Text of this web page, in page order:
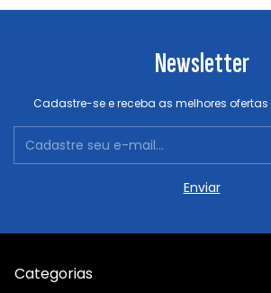
Newsletter
Cadastre-se e receba as melhores
Categorias